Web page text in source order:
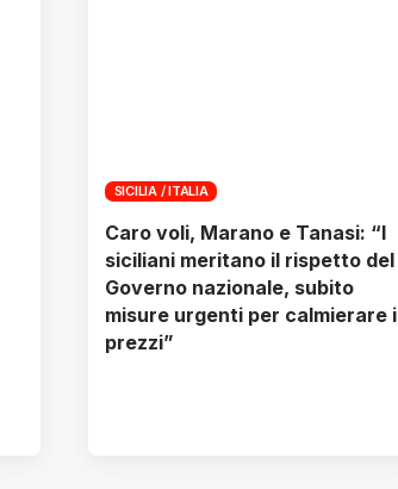
SICILIA / ITALIA
Caro voli, Marano e Tanasi: “I
siciliani meritano il rispetto del
Governo nazionale, subito
misure urgenti per calmierare i
prezzi”